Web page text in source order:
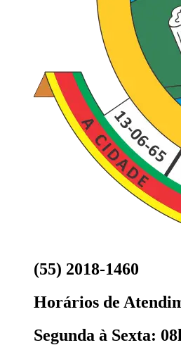
(55) 2018-1460
Horários de
Segunda à Sexta: